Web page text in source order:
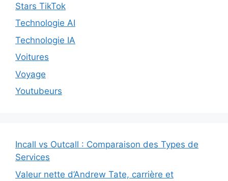
Stars TikTok
Technologie AI
Technologie IA
Voitures
Voyage
Youtubeurs
Incall vs Outcall : Comparaison des Types de
Services
Valeur nette d’Andrew Tate, carrière et